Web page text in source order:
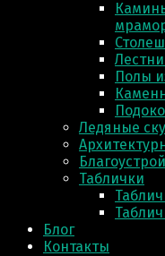
Полы
Ледяные
Таблички
Блог
Контакты